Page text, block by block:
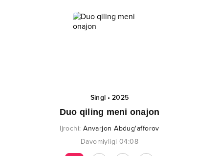
Singl•2025
Duo qiling meni onajon
Ijrochi:Anvarjon Abdug'afforov
Davomiyligi 04:08